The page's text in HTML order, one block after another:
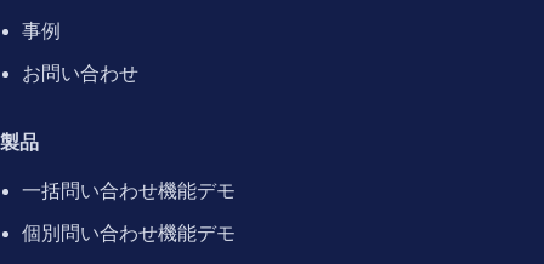
事例
お問い合わせ
製品
一括問い合わせ機能デモ
個別問い合わせ機能デモ